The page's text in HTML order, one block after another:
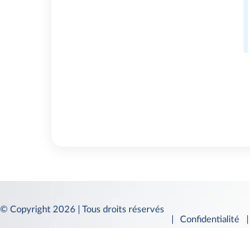
© Copyright 2026 | Tous droits réservés
| Confidentialité